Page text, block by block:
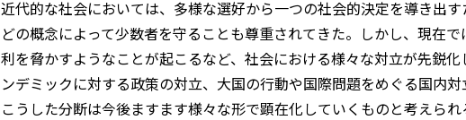
近代的な社会においては、多様な選好から一つの社会的決定を導き出
どの概念によって少数者を守ることも尊重されてきた。しかし、現在
利を脅かすようなことが起こるなど、社会における様々な対立が先鋭
ンデミックに対する政策の対立、大国の行動や国際問題をめぐる国内対
こうした分断は今後ますます様々な形で顕在化していくものと考えら